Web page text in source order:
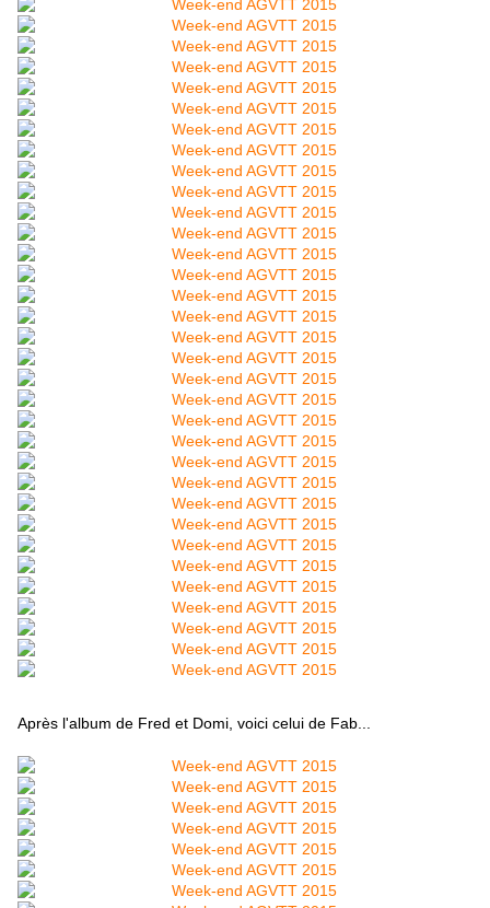
Après l'album de Fred et Domi, voici celui de Fab...